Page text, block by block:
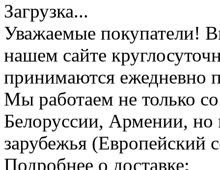
Загрузка...
Уважаемые покупатели!
нашем сайте
принимаются ежедневно
Мы работаем не только
Белоруссии, Армении, но
зарубежья
Подробнее о доставке: